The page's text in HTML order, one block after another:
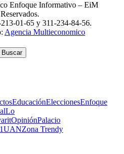
Enfoque Informativo – EiM
01-65 y 311-234-84-56.
Agencia Multieconomico
EducaciónEleccionesEnfoque
Lo
OpiniónPalacio
UANZona Trendy